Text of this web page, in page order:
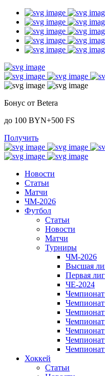
Бонус от Betera
до 100 BYN+500 FS
Получить
Новости
Статьи
Матчи
ЧМ-2026
Футбол
Статьи
Новости
Матчи
Турниры
ЧМ-2026
Высшая
Первая
ЧЕ-2024
Хоккей
Статьи